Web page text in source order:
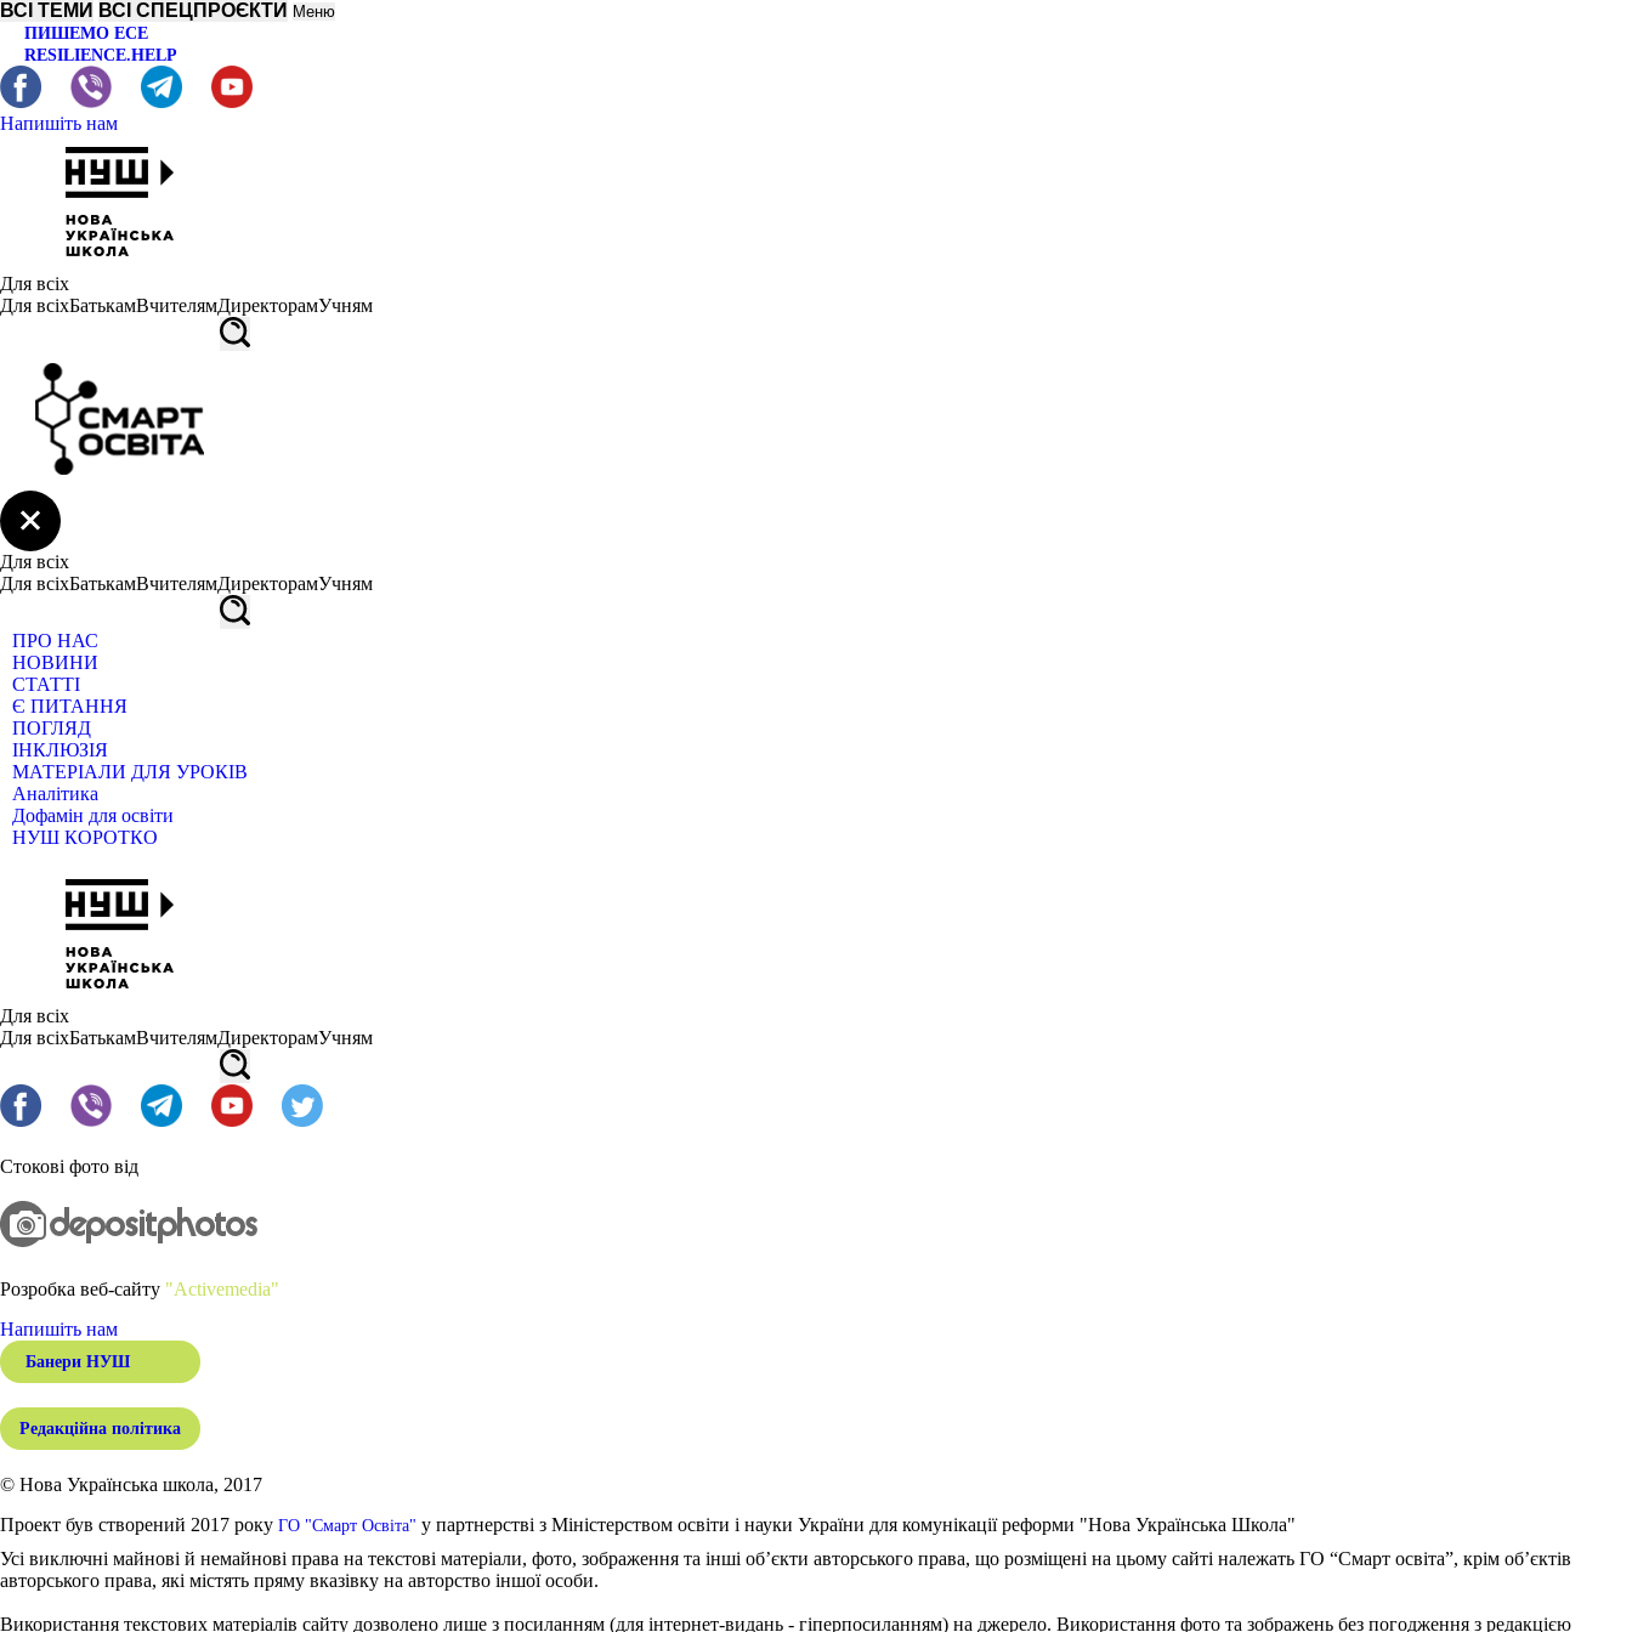
ВСІ ТЕМИ ВСІ СПЕЦПРОЄКТИ Меню
ПИШЕМО ЕСЕ
RESILIENCE.HELP
Напишіть нам
Для всіх
Для всіхБатькамВчителямДиректорамУчням
Для всіх
Для всіхБатькамВчителямДиректорамУчням
ПРО НАС
НОВИНИ
СТАТТІ
Є ПИТАННЯ
ПОГЛЯД
ІНКЛЮЗІЯ
МАТЕРІАЛИ ДЛЯ УРОКІВ
Аналітика
Дофамін для освіти
НУШ КОРОТКО
Для всіх
Для всіхБатькамВчителямДиректорамУчням
Стокові фото від
Розробка веб-сайту "Activemedia"
Напишіть нам
Банери НУШ
Редакційна політика
© Нова Українська школа, 2017
Проект був створений 2017 року ГО "Смарт Освіта" у партнерстві з Міністерством освіти і науки України для комунікації реформи "Нова Українська Школа"
Усі виключні майнові й немайнові права на текстові матеріали, фото, зображення та інші об’єкти авторського права, що розміщені на цьому сайті належать ГО “Смарт освіта”, крім об’єктів
авторського права, які містять пряму вказівку на авторство іншої особи.
Використання текстових матеріалів сайту дозволено лише з посиланням (для інтернет-видань - гіперпосиланням) на джерело. Використання фото та зображень без погодження з редакцією